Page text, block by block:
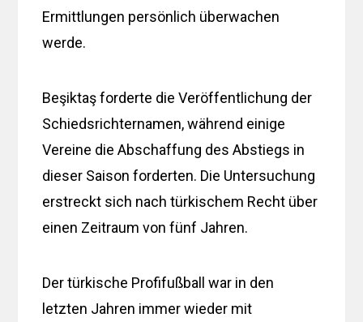
Ermittlungen persönlich überwachen
werde.
Beşiktaş forderte die Veröffentlichung der
Schiedsrichternamen, während einige
Vereine die Abschaffung des Abstiegs in
dieser Saison forderten. Die Untersuchung
erstreckt sich nach türkischem Recht über
einen Zeitraum von fünf Jahren.
Der türkische Profifußball war in den
letzten Jahren immer wieder mit